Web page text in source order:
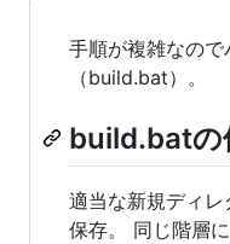
手順が複雑なの
（build.bat）。
build.batの
適当な新規ディ
保存。 同じ階層に